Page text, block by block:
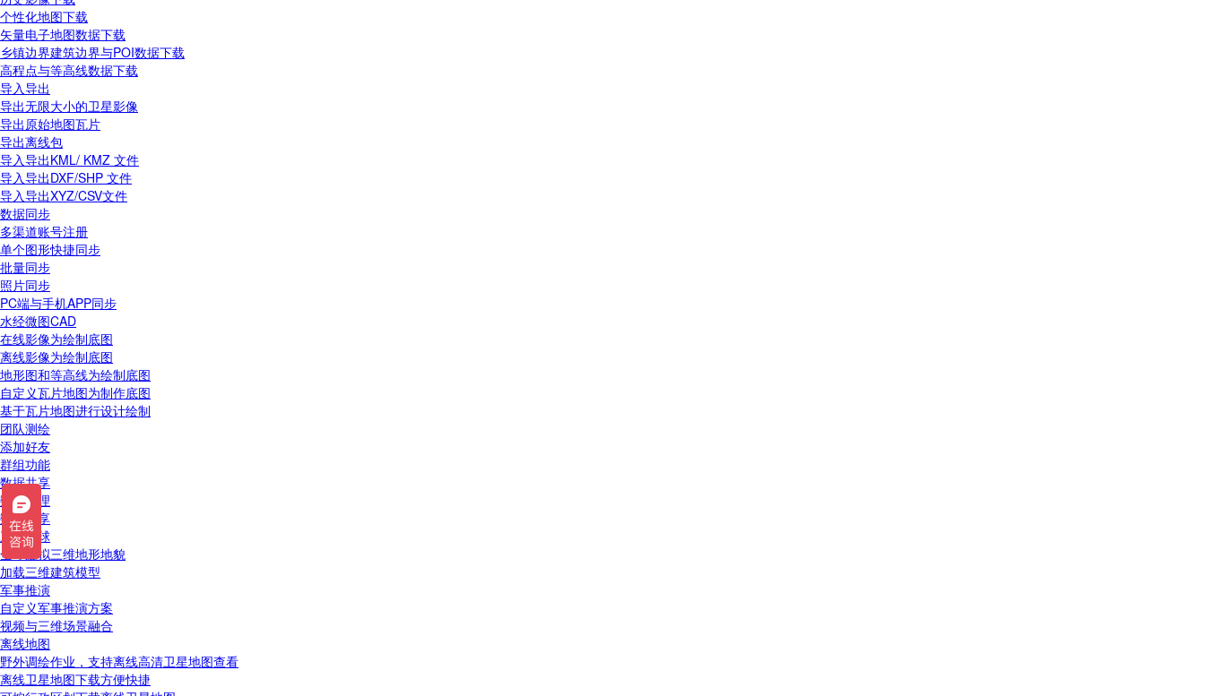
个性化地图下载
矢量电子地图数据下载
乡镇边界建筑边界与POI数据下载
高程点与等高线数据下载
导入导出
导出无限大小的卫星影像
导出原始地图瓦片
导出离线包
导入导出KML/ KMZ 文件
导入导出DXF/SHP 文件
导入导出XYZ/CSV文件
数据同步
多渠道账号注册
单个图形快捷同步
批量同步
照片同步
PC端与手机APP同步
水经微图CAD
在线影像为绘制底图
离线影像为绘制底图
地形图和等高线为绘制底图
自定义瓦片地图为制作底图
基于瓦片地图进行设计绘制
团队测绘
添加好友
群组功能
数据共享
数据管理
数据分享
三维地球
全球虚拟三维地形地貌
加载三维建筑模型
军事推演
自定义军事推演方案
视频与三维场景融合
离线地图
野外调绘作业，支持离线高清卫星地图查看
离线卫星地图下载方便快捷